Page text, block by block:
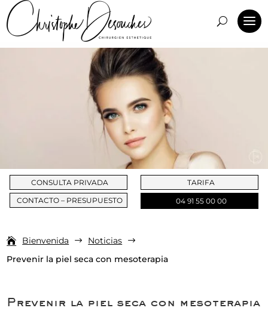
CONSULTA PRIVADA
CONTACTO – PRESUPUESTO
TARIFA
04 91 55 00 00
Bienvenida $ Noticias $
Prevenir la piel seca con mesoterapia
Prevenir la piel seca con mesoterapia